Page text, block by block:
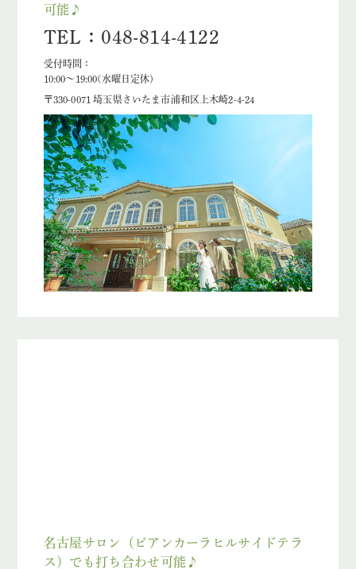
可能♪
TEL：048-814-4122
受付時間：
10:00〜19:00(水曜日定休)
〒330-0071 埼玉県さいたま市浦和区上木崎2-4-24
名古屋サロン（ビアンカーラヒルサイドテラ
ス）でも打ち合わせ可能♪